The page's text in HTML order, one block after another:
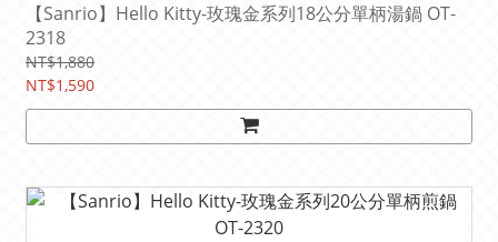
【Sanrio】Hello Kitty-玫瑰金系列18公分單柄湯鍋 OT-
2318
NT$1,880
NT$1,590